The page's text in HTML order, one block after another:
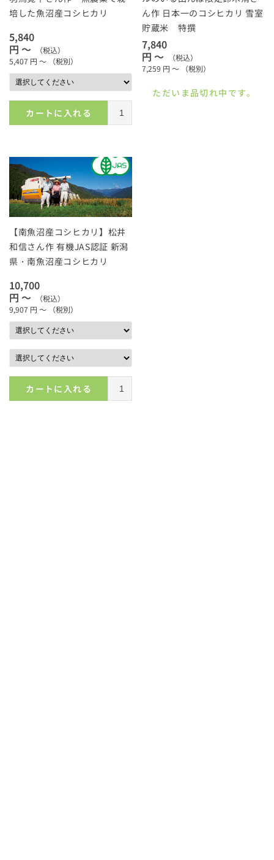
培した魚沼産コシヒカリ
5,840
円 ～
（税込）
5,407 円 ～ （税別）
カートに入れる
ん作 日本一のコシヒカリ 雪室
貯蔵米 特撰
7,840
円 ～
（税込）
7,259 円 ～ （税別）
ただいま品切れ中です。
【南魚沼産コシヒカリ】松井
和信さん作 有機JAS認証 新潟
県・南魚沼産コシヒカリ
10,700
円 ～
（税込）
9,907 円 ～ （税別）
カートに入れる